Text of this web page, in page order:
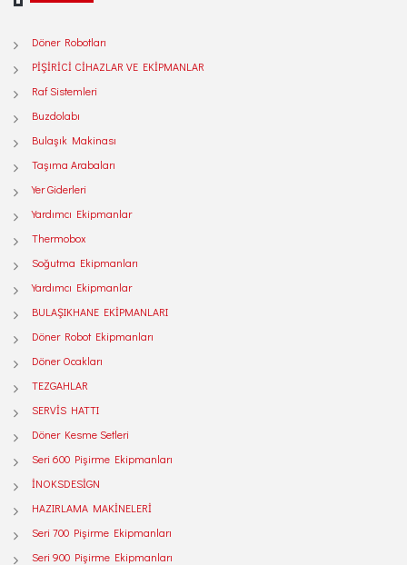
Döner Robotları
PİŞİRİCİ CİHAZLAR VE EKİPMANLAR
Raf Sistemleri
Buzdolabı
Bulaşık Makinası
Taşıma Arabaları
Yer Giderleri
Yardımcı Ekipmanlar
Thermobox
Soğutma Ekipmanları
Yardımcı Ekipmanlar
BULAŞIKHANE EKİPMANLARI
Döner Robot Ekipmanları
Döner Ocakları
TEZGAHLAR
SERVİS HATTI
Döner Kesme Setleri
Seri 600 Pişirme Ekipmanları
İNOKSDESİGN
HAZIRLAMA MAKİNELERİ
Seri 700 Pişirme Ekipmanları
Seri 900 Pişirme Ekipmanları